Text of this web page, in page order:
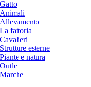
Gatto
Animali
Allevamento
La fattoria
Cavalieri
Strutture esterne
Piante e natura
Outlet
Marche